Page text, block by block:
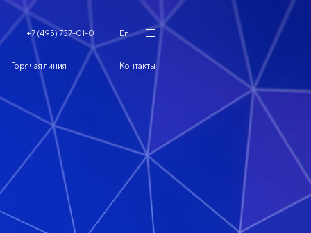
+7 (495) 737-01-01 En
Горячая линия Контакты